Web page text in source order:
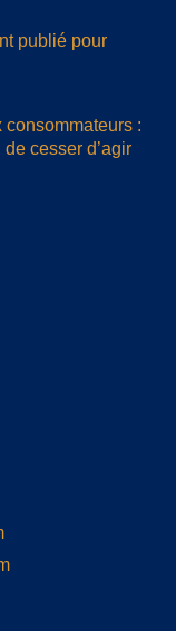
publié pour
:
cesser d’agir